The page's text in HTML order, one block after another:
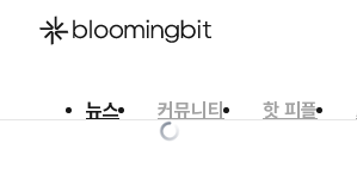
뉴스 커뮤니티 핫 피플